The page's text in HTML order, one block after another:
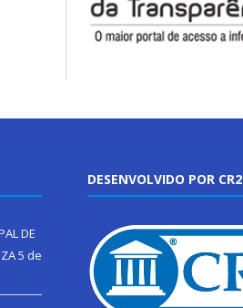
DE
5 de
DESENVOLVIDO POR CR2